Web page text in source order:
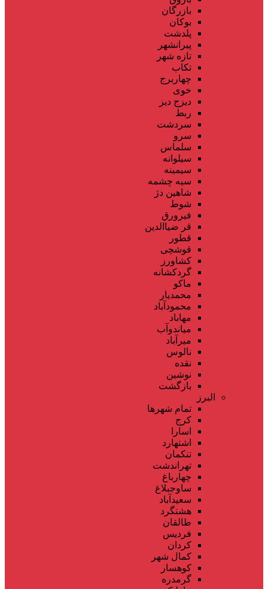
بازرگان
بوکان
پلدشت
پیرانشهر
تازه شهر
تکاب
چهاربرج
خوی
دیزج دیز
ربط
سردشت
سرو
سلماس
سیلوانه
سیمینه
سیه چشمه
شاهین دژ
شوط
فیرورق
قر ضیاالدین
قطور
قوشچی
کشاورز
گردکشانه
ماکو
محمدیار
محمودآباد
مهاباد
میاندوآب
میرآباد
نالوس
نقده
نوشین
بازگشت
البرز
تمام شهر‌ها
کرج
اسارا
اشتهارد
تنکمان
تهراندشت
چهارباغ
ساوجبلاغ
سعیدآباد
هشتگرد
طالقان
فردیس
کردان
کمال شهر
کوهسار
گرمدره